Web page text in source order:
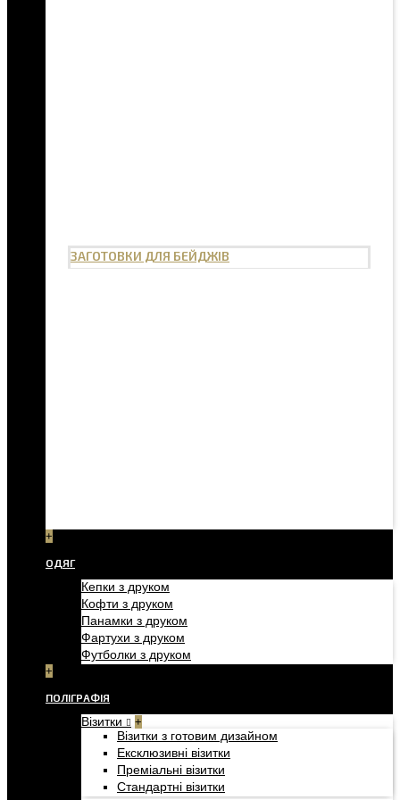
ЗАГОТОВКИ ДЛЯ БЕЙДЖІВ
+
ОДЯГ
Кепки з друком
Кофти з друком
Панамки з друком
Фартухи з друком
Футболки з друком
+
ПОЛІГРАФІЯ
Візитки +
Візитки з готовим дизайном
Ексклюзивні візитки
Преміальні візитки
Стандартні візитки